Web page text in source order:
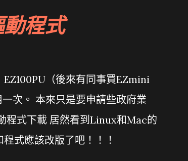
程式
（後來有同事買EZmini
次。 本來只是要申請些政府業
程式下載 居然看到Linux和Mac的
式應該改版了吧！！！